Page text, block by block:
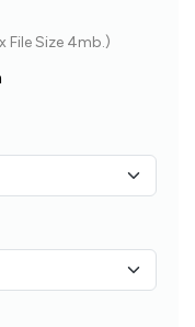
File Size 4mb.)